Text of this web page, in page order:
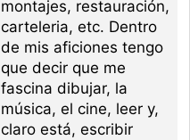
montajes, restauración,
carteleria, etc. Dentro
de mis aficiones tengo
que decir que me
fascina dibujar, la
música, el cine, leer y,
claro está, escribir